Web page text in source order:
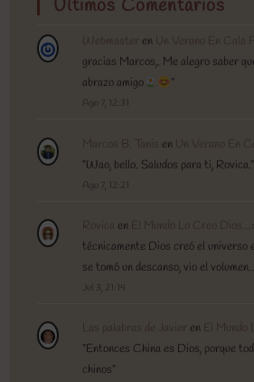
Ultimos Comentarios
Webmaster en Un Verano En Cala
gracias Marcos,. Me alegro saber
abrazo amigo
”
Ago 7, 12:31
Marcos B. Tanis en Un Verano En
“Wao, bello. Saludos para ti, Rovica.”
Ago 7, 12:21
Rovica en El Mundo Lo Creo Dios…
técnicamente Dios creó el universo
se tomó un descanso, vio el
Jul 3, 21:14
Las palabras de Javier en El Mundo
“Entonces China es Dios, porque
chinos”